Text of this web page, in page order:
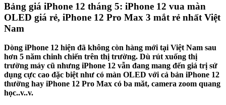
Bảng giá iPhone 12 tháng 5: iPhone 12 vua màn
OLED giá rẻ, iPhone 12 Pro Max 3 mắt rẻ nhất Việt
Nam
Dòng iPhone 12 hiện đã không còn hàng mới tại Việt Nam sau
hơn 5 năm chinh chiến trên thị trường. Dù rút xuống thị
trường máy cũ nhưng iPhone 12 vẫn đang mang đến giá trị sử
dụng cực cao đặc biệt như có màn OLED với cả bản iPhone 12
thường hay iPhone 12 Pro Max có ba măt, camera zoom quang
học..v..v.